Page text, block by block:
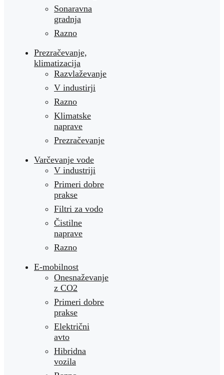
Sonaravna
gradnja
Razno
Prezračevanje,
klimatizacija
Razvlaževanje
V industirji
Razno
Klimatske
naprave
Prezračevanje
Varčevanje vode
V industriji
Primeri dobre
prakse
Filtri za vodo
Čistilne
naprave
Razno
E-mobilnost
Onesnaževanje
z CO2
Primeri dobre
prakse
Električni
avto
Hibridna
vozila